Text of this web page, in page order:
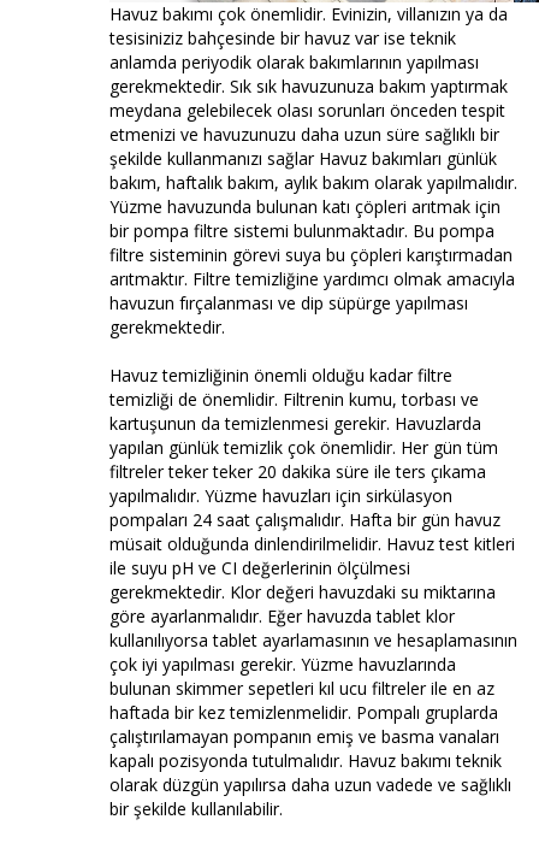
Havuz bakımı çok önemlidir. Evinizin, villanızın ya da
tesisiniziz bahçesinde bir havuz var ise teknik
anlamda periyodik olarak bakımlarının yapılması
gerekmektedir. Sık sık havuzunuza bakım yaptırmak
meydana gelebilecek olası sorunları önceden tespit
etmenizi ve havuzunuzu daha uzun süre sağlıklı bir
şekilde kullanmanızı sağlar Havuz bakımları günlük
bakım, haftalık bakım, aylık bakım olarak yapılmalıdır.
Yüzme havuzunda bulunan katı çöpleri arıtmak için
bir pompa filtre sistemi bulunmaktadır. Bu pompa
filtre sisteminin görevi suya bu çöpleri karıştırmadan
arıtmaktır. Filtre temizliğine yardımcı olmak amacıyla
havuzun fırçalanması ve dip süpürge yapılması
gerekmektedir.
Havuz temizliğinin önemli olduğu kadar filtre
temizliği de önemlidir. Filtrenin kumu, torbası ve
kartuşunun da temizlenmesi gerekir. Havuzlarda
yapılan günlük temizlik çok önemlidir. Her gün tüm
filtreler teker teker 20 dakika süre ile ters çıkama
yapılmalıdır. Yüzme havuzları için sirkülasyon
pompaları 24 saat çalışmalıdır. Hafta bir gün havuz
müsait olduğunda dinlendirilmelidir. Havuz test kitleri
ile suyu pH ve CI değerlerinin ölçülmesi
gerekmektedir. Klor değeri havuzdaki su miktarına
göre ayarlanmalıdır. Eğer havuzda tablet klor
kullanılıyorsa tablet ayarlamasının ve hesaplamasının
çok iyi yapılması gerekir. Yüzme havuzlarında
bulunan skimmer sepetleri kıl ucu filtreler ile en az
haftada bir kez temizlenmelidir. Pompalı gruplarda
çalıştırılamayan pompanın emiş ve basma vanaları
kapalı pozisyonda tutulmalıdır. Havuz bakımı teknik
olarak düzgün yapılırsa daha uzun vadede ve sağlıklı
bir şekilde kullanılabilir.